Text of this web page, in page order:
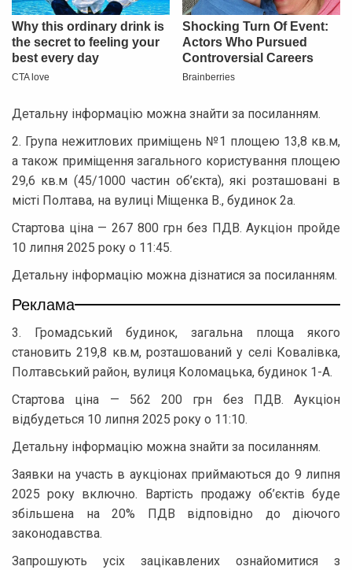
Детальну інформацію можна знайти за посиланням.
2. Група нежитлових приміщень №1 площею 13,8 кв.м,
а також приміщення загального користування площею
29,6 кв.м (45/1000 частин об’єкта), які розташовані в
місті Полтава, на вулиці Міщенка В., будинок 2а.
Стартова ціна — 267 800 грн без ПДВ. Аукціон пройде
10 липня 2025 року о 11:45.
Детальну інформацію можна дізнатися за посиланням.
Реклама
3. Громадський будинок, загальна площа якого
становить 219,8 кв.м, розташований у селі Ковалівка,
Полтавський район, вулиця Коломацька, будинок 1-А.
Стартова ціна — 562 200 грн без ПДВ. Аукціон
відбудеться 10 липня 2025 року о 11:10.
Детальну інформацію можна знайти за посиланням.
Заявки на участь в аукціонах приймаються до 9 липня
2025 року включно. Вартість продажу об’єктів буде
збільшена на 20% ПДВ відповідно до діючого
законодавства.
Запрошують усіх зацікавлених ознайомитися з